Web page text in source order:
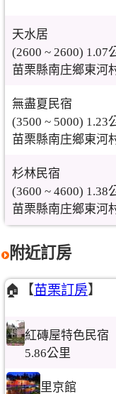
天水居
(2600 ~ 2600) 1.07
苗栗縣南庄鄉東河
無盡夏民宿
(3500 ~ 5000) 1.23
苗栗縣南庄鄉東河
杉林民宿
(3600 ~ 4600) 1.38
苗栗縣南庄鄉東河
附近訂房
🏠【苗栗訂房】
紅磚屋特色民宿
5.86公里
里京館